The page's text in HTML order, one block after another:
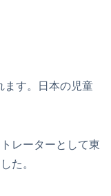
す。日本の児童
レーターとして東
た。